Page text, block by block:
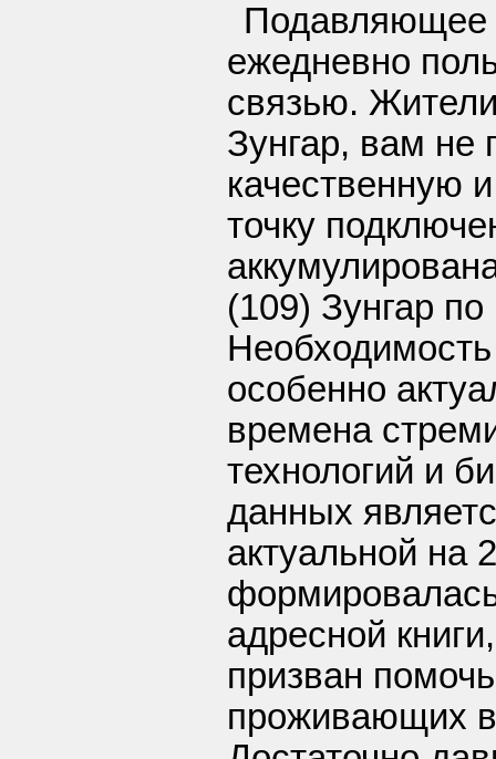
Подавляющее
ежедневно
связью.
Зунгар, вам не
качественную
точку
(109) Зунгар
особенно
времена
технологий и
данных
актуальной на
адресной
призван
проживающих в